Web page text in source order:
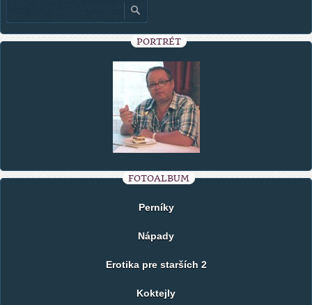
PORTRÉT
FOTOALBUM
Perníky
Nápady
Erotika pre starších 2
Koktejly